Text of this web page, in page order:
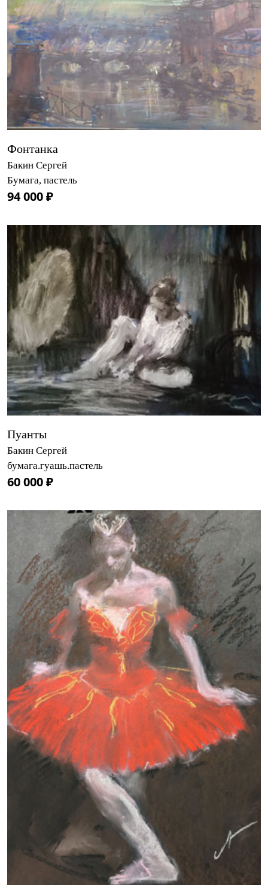
Фонтанка
Бакин Сергей
Бумага, пастель
94 000 ₽
Пуанты
Бакин Сергей
бумага.гуашь.пастель
60 000 ₽